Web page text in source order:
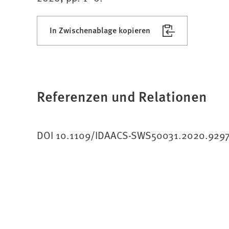
In Zwischenablage kopieren
Referenzen und Relationen
DOI 10.1109/IDAACS-